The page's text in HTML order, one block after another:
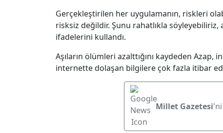
Gerçekleştirilen her uygulamanın, riskleri
risksiz değildir. Şunu rahatlıkla
ifadelerini kullandı.
Aşıların ölümleri azalttığını kaydeden
internette dolaşan bilgilere çok fazla itibar
Millet Gazetesi